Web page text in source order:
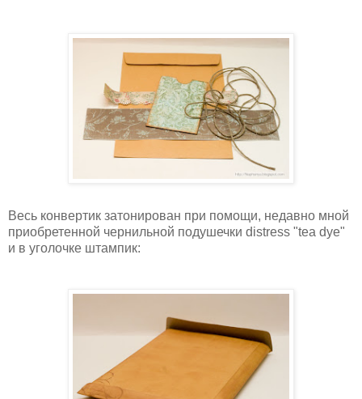
Весь конвертик затонирован при помощи, недавно мной
приобретенной чернильной подушечки distress "tea dye"
и в уголочке штампик: